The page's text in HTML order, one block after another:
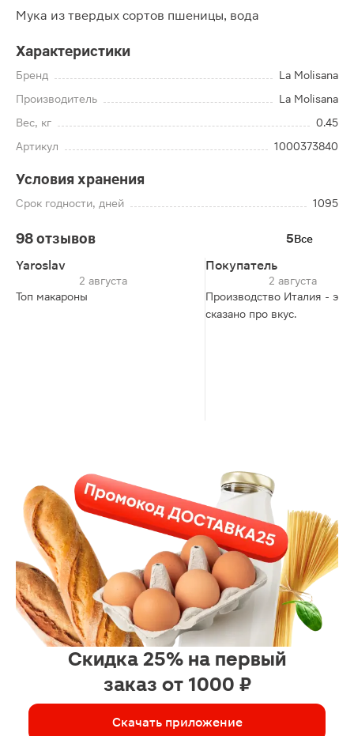
Мука из твердых сортов пшеницы, вода
Характеристики
Бренд
La Molisana
Производитель
La Molisana
Вес, кг
0.45
Артикул
1000373840
Условия хранения
Срок годности, дней 1095
98 отзывов 5Все
Yaroslav
2 августа
Топ макароны
Покупатель
2 августа
Производство Италия -
сказано про вкус.
Скидка 25% на первый
заказ от 1000 ₽
Скачать приложение